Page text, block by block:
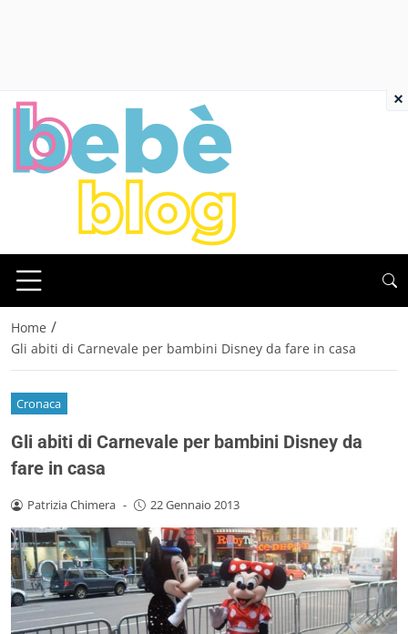
Home /
Gli abiti di Carnevale per bambini Disney da fare in casa
Cronaca
Gli abiti di Carnevale per bambini Disney da
fare in casa
Patrizia Chimera - 22 Gennaio 2013
×